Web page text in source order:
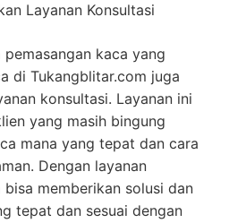
Layanan Konsultasi
kaca yang
di Tukangblitar.com juga
konsultasi. Layanan ini
yang masih bingung
mana yang tepat dan cara
Dengan layanan
memberikan solusi dan
tepat dan sesuai dengan